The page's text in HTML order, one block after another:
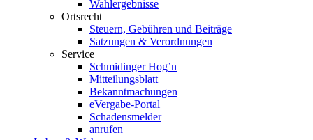
Wahlergebnisse
Ortsrecht
Steuern, Gebühren und Beiträge
Satzungen & Verordnungen
Service
Schmidinger Hog’n
Mitteilungsblatt
Bekanntmachungen
eVergabe-Portal
Schadensmelder
anrufen